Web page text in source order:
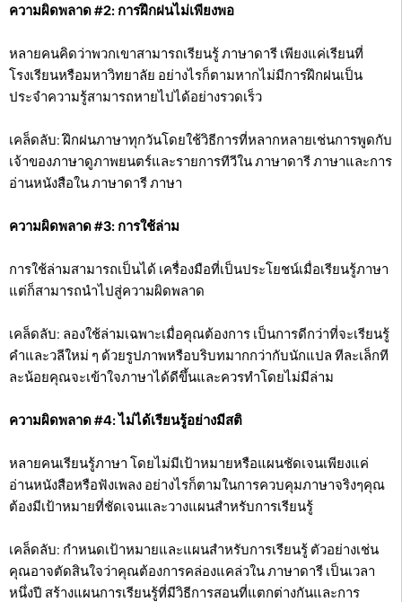
ความผิดพลาด #2: การฝึกฝนไม่เพียงพอ
หลายคนคิดว่าพวกเขาสามารถเรียนรู้ ภาษาดารี เพียงแค่เรียนที่
โรงเรียนหรือมหาวิทยาลัย อย่างไรก็ตามหากไม่มีการฝึกฝนเป็น
ประจำความรู้สามารถหายไปได้อย่างรวดเร็ว
เคล็ดลับ: ฝึกฝนภาษาทุกวันโดยใช้วิธีการที่หลากหลายเช่นการพูดกับ
เจ้าของภาษาดูภาพยนตร์และรายการทีวีใน ภาษาดารี ภาษาและการ
อ่านหนังสือใน ภาษาดารี ภาษา
ความผิดพลาด #3: การใช้ล่าม
การใช้ล่ามสามารถเป็นได้ เครื่องมือที่เป็นประโยชน์เมื่อเรียนรู้ภาษา
แต่ก็สามารถนำไปสู่ความผิดพลาด
เคล็ดลับ: ลองใช้ล่ามเฉพาะเมื่อคุณต้องการ เป็นการดีกว่าที่จะเรียนรู้
คำและวลีใหม่ ๆ ด้วยรูปภาพหรือบริบทมากกว่ากับนักแปล ทีละเล็กที
ละน้อยคุณจะเข้าใจภาษาได้ดีขึ้นและควรทำโดยไม่มีล่าม
ความผิดพลาด #4: ไม่ได้เรียนรู้อย่างมีสติ
หลายคนเรียนรู้ภาษา โดยไม่มีเป้าหมายหรือแผนชัดเจนเพียงแค่
อ่านหนังสือหรือฟังเพลง อย่างไรก็ตามในการควบคุมภาษาจริงๆคุณ
ต้องมีเป้าหมายที่ชัดเจนและวางแผนสำหรับการเรียนรู้
เคล็ดลับ: กำหนดเป้าหมายและแผนสำหรับการเรียนรู้ ตัวอย่างเช่น
คุณอาจตัดสินใจว่าคุณต้องการคล่องแคล่วใน ภาษาดารี เป็นเวลา
หนึ่งปี สร้างแผนการเรียนรู้ที่มีวิธีการสอนที่แตกต่างกันและการ